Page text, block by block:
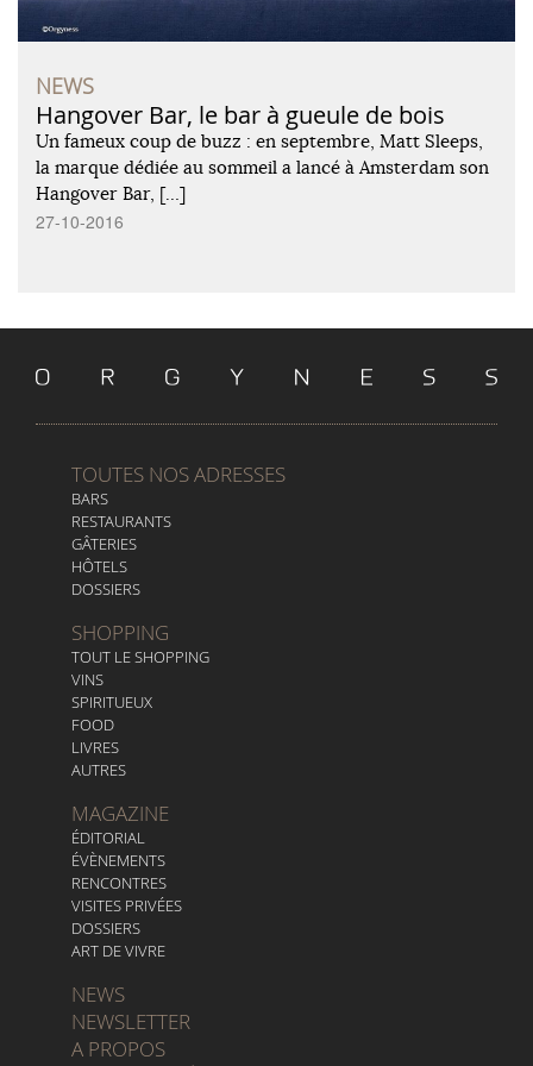
NEWS
Hangover Bar, le bar à gueule de bois
Un fameux coup de buzz : en septembre, Matt Sleeps,
la marque dédiée au sommeil a lancé à Amsterdam son
Hangover Bar, […]
27-10-2016
TOUTES NOS ADRESSES
BARS
RESTAURANTS
GÂTERIES
HÔTELS
DOSSIERS
SHOPPING
TOUT LE SHOPPING
VINS
SPIRITUEUX
FOOD
LIVRES
AUTRES
MAGAZINE
ÉDITORIAL
ÉVÈNEMENTS
RENCONTRES
VISITES PRIVÉES
DOSSIERS
ART DE VIVRE
NEWS
NEWSLETTER
A PROPOS